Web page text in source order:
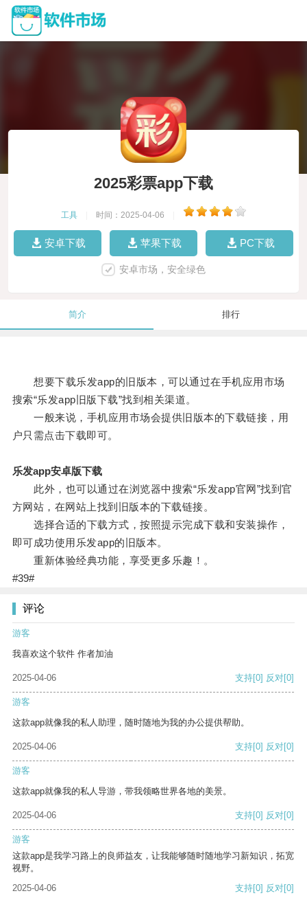
2025彩票app下载
工具 时间：2025-04-06
安卓下载 苹果下载 PC下载
安卓市场，安全绿色
简介 排行
想要下载乐发app的旧版本，可以通过在手机应用市场
搜索“乐发app旧版下载”找到相关渠道。
一般来说，手机应用市场会提供旧版本的下载链接，用
户只需点击下载即可。
乐发app安卓版下载
此外，也可以通过在浏览器中搜索“乐发app官网”找到官
方网站，在网站上找到旧版本的下载链接。
选择合适的下载方式，按照提示完成下载和安装操作，
即可成功使用乐发app的旧版本。
重新体验经典功能，享受更多乐趣！。
#39#
评论
游客
我喜欢这个软件 作者加油
2025-04-06 支持[0] 反对[0]
游客
这款app就像我的私人助理，随时随地为我的办公提供帮助。
2025-04-06 支持[0] 反对[0]
游客
这款app就像我的私人导游，带我领略世界各地的美景。
2025-04-06 支持[0] 反对[0]
游客
这款app是我学习路上的良师益友，让我能够随时随地学习新知识，拓宽
视野。
2025-04-06
支持[0] 反对[0]